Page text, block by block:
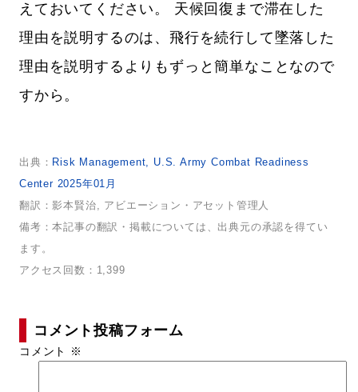
えておいてください。 天候回復まで滞在した
理由を説明するのは、飛行を続行して墜落した
理由を説明するよりもずっと簡単なことなので
すから。
出典： Risk Management, U.S. Army Combat Readiness
Center 2025年01月
翻訳：影本賢治, アビエーション・アセット管理人
備考：本記事の翻訳・掲載については、出典元の承認を得てい
ます。
アクセス回数：1,399
コメント投稿フォーム
コメント ※